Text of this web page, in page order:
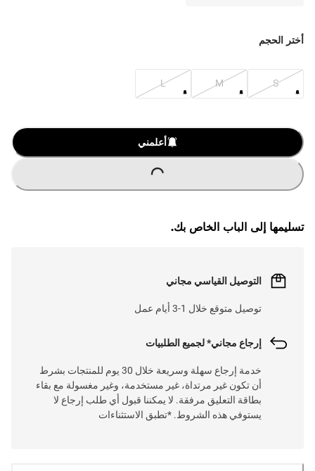
أختر الحجم
S
M
L
أعلمنيL
O
A
D
I
N
G
.
.
.
تسليمها إلى الباب الخاص بك.
التوصيل القياسي مجاني
توصيل متوقع خلال 1-3 أيام عمل
إرجاع مجاني* لجميع الطلبيات
خدمة إرجاع سهلة وسريعة خلال 30 يوم للمنتجات بشرط
أن تكون غير مرتداة، غير مستخدمة، وغير مغسولة مع بقاء
بطاقة التعليق مرفقة. لا يمكننا قبول أي طلب إرجاع لا
يستوفي هذه الشروط. *تطبق الاستثناءات